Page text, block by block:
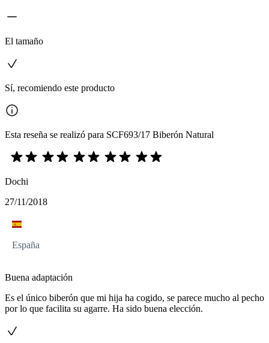
El tamaño
Sí, recomiendo este producto
Esta reseña se realizó para SCF693/17 Biberón Natural
Dochi
27/11/2018
España
Buena adaptación
Es el único biberón que mi hija ha cogido, se parece mucho al pecho
por lo que facilita su agarre. Ha sido buena elección.